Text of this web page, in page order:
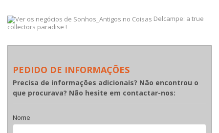
Delcampe: a true
collectors paradise !
PEDIDO DE INFORMAÇÕES
Precisa de informações adicionais? Não encontrou o
que procurava? Não hesite em contactar-nos:
Nome